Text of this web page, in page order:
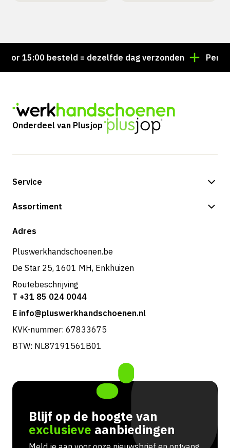
15:00 besteld = dezelfde dag verzonden
Onderdeel van Plusjop
Service
Betalingsmogelijkheden
Retouren & service
Assortiment
Shop
Adres
Pluswerkhandschoenen.be
De Star 25, 1601 MH, Enkhuizen
Routebeschrijving
T +31 85 024 0044
E info@pluswerkhandschoenen.nl
KVK-nummer: 67833675
BTW: NL87191561B01
Blijf op de hoogte van
exclusieve aanbiedingen